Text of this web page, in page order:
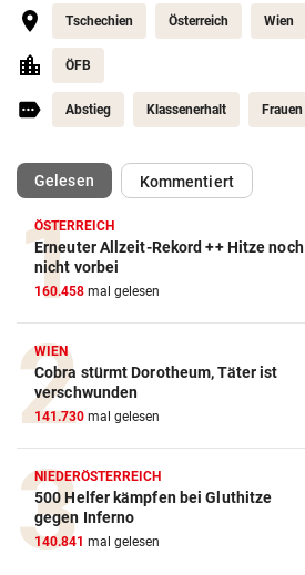
Tschechien Österreich Wien
ÖFB
Abstieg Klassenerhalt Frauen
Gelesen(ausgewählt)Kommentiert
ÖSTERREICH
Erneuter Allzeit-Rekord ++ Hitze noch
nicht vorbei
160.458 mal gelesen
WIEN
Cobra stürmt Dorotheum, Täter ist
verschwunden
141.730 mal gelesen
NIEDERÖSTERREICH
500 Helfer kämpfen bei Gluthitze
gegen Inferno
140.841 mal gelesen
Action-Cam Vergleich
ZUM VERGLEICH
Crosstrainer Vergleich
ZUM VERGLEICH
E-Bike Vergleich
ZUM VERGLEICH
Elektro-Scooter Vergleich
ZUM VERGLEICH